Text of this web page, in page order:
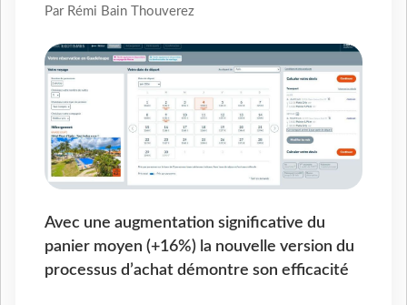
Par Rémi Bain Thouverez
Avec une augmentation significative du
panier moyen (+16%) la nouvelle version du
processus d’achat démontre son efficacité